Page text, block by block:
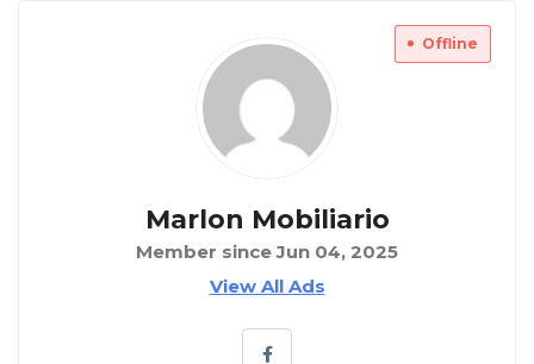
Offline
Marlon Mobiliario
Member since Jun 04, 2025
View All Ads